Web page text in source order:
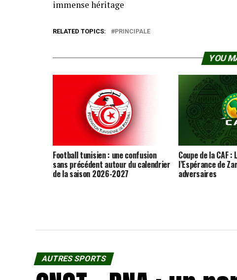
immense héritage
RELATED TOPICS: PRINCIPALE
YOU
Football tunisien : une confusion
sans précédent autour du calendrier
de la saison 2026-2027
Coupe de la CAF
l’Espérance de
adversaires
AUTRES SPORTS